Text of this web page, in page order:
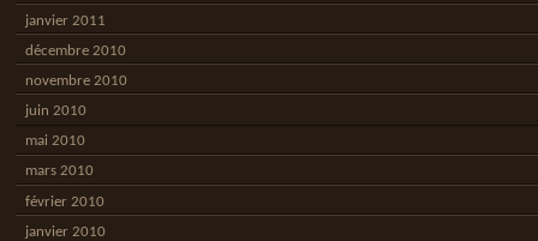
janvier 2011
décembre 2010
novembre 2010
juin 2010
mai 2010
mars 2010
février 2010
janvier 2010